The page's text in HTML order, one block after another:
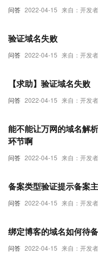
问答 2022-04-15 来自：开发
问答 2022-04-15 来自：开发
验证域名失败
问答 2022-04-15 来自：开发
【求助】验证域名失败
问答 2022-04-15 来自：开发
能不能让万网的域名解
环节啊
问答 2022-04-15 来自：开发
备案类型验证提示备案
问答 2022-04-15 来自：开发
绑定博客的域名如何待